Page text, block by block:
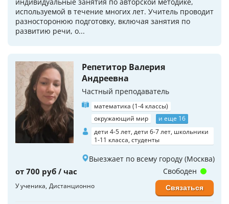
используемой в течение многих лет. Учитель проводит
разносторонюю подготовку, включая занятия по
развитию речи, о...
Репетитор Валерия
Андреевна
Частный преподаватель
математика (1-4 классы)
окружающий мир
и еще 16
дети 4-5 лет, дети 6-7 лет, школьники
1-11 класса, студенты
Выезжает по всему городу (Москва)
от 700 руб / час
У ученика Дистанционно
Свободен
Связаться